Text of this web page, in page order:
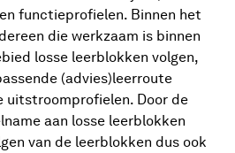
functieprofielen. Binnen het
die werkzaam is binnen
losse leerblokken volgen,
(advies)leerroute
uitstroomprofielen. Door de
aan losse leerblokken
van de leerblokken dus ook